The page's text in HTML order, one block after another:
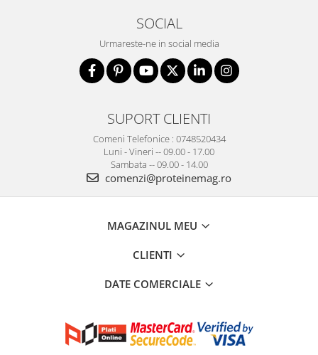
SOCIAL
Urmareste-ne in social media
SUPORT CLIENTI
Comeni Telefonice : 0748520434
Luni - Vineri -- 09.00 - 17.00
Sambata -- 09.00 - 14.00
comenzi@proteinemag.ro
MAGAZINUL MEU
CLIENTI
DATE COMERCIALE